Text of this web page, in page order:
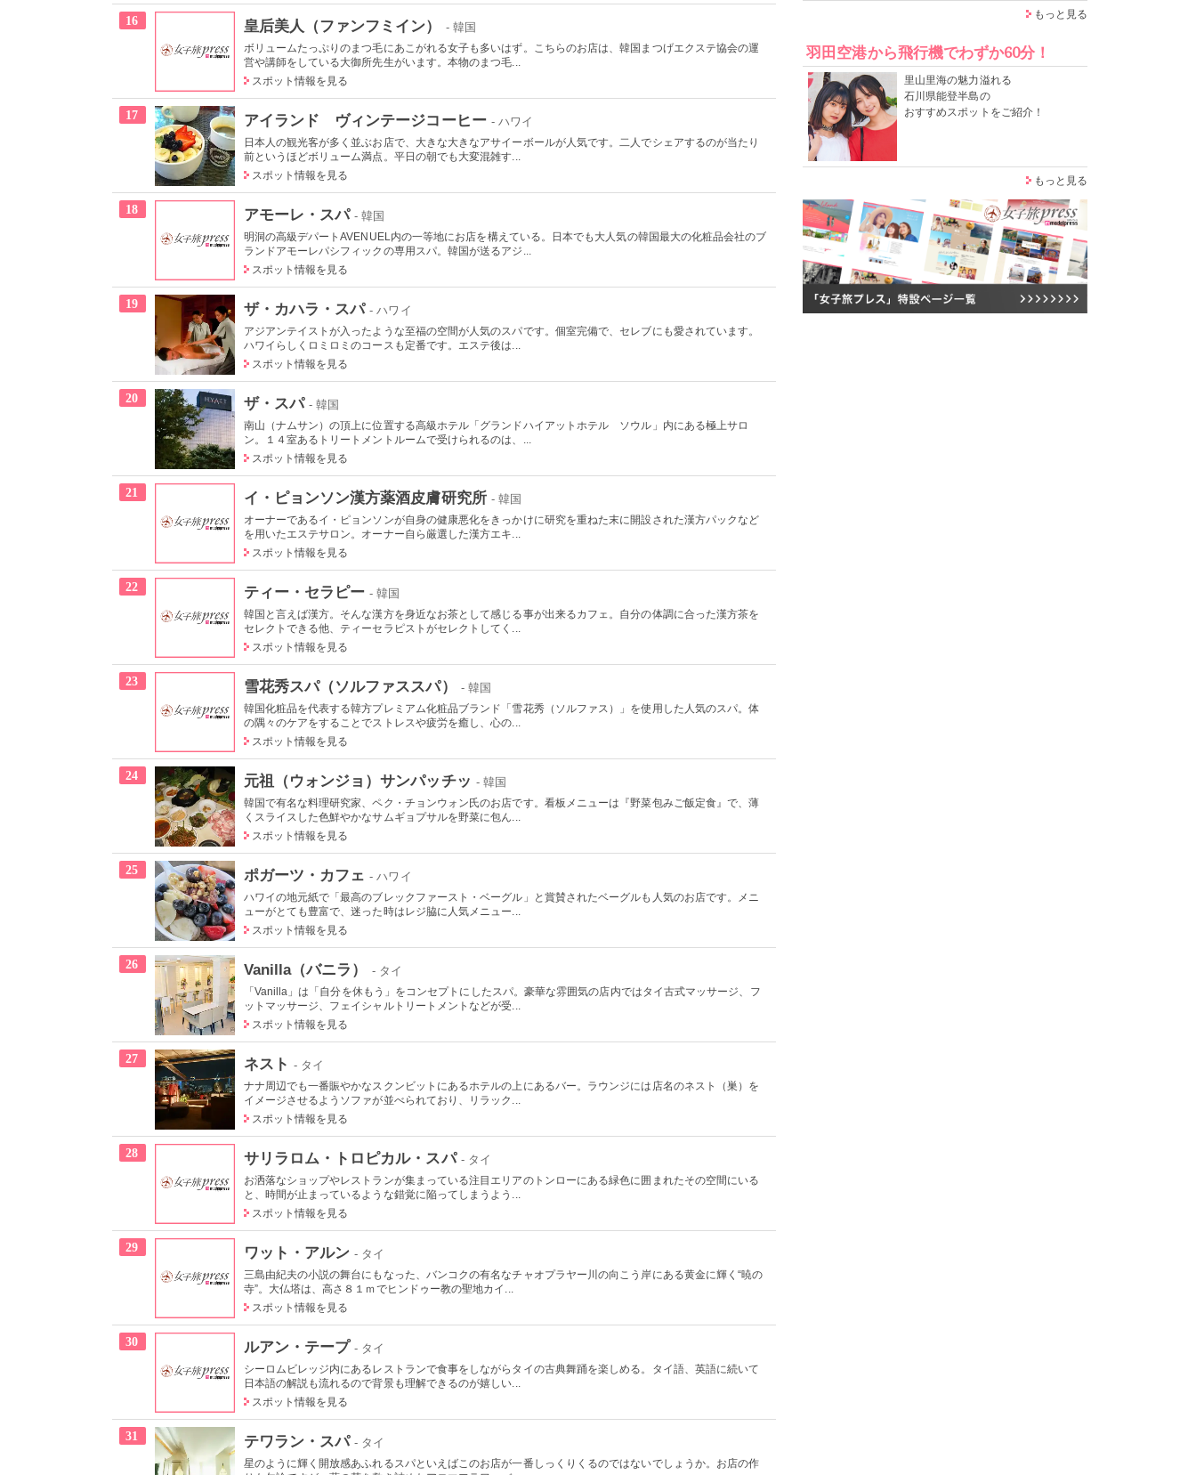
16 皇后美人（ファンフミイン） - 韓国
ボリュームたっぷりのまつ毛にあこがれる女子も多いはず。こちらのお店は、韓国まつげエクステ協会の運
営や講師をしている大御所先生がいます。本物のまつ毛...
スポット情報を見る
17 アイランド ヴィンテージコーヒー - ハワイ
日本人の観光客が多く並ぶお店で、大きな大きなアサイーボールが人気です。二人でシェアするのが当たり
前というほどボリューム満点。平日の朝でも大変混雑す...
スポット情報を見る
18 アモーレ・スパ - 韓国
明洞の高級デパートAVENUEL内の一等地にお店を構えている。日本でも大人気の韓国最大の化粧品会社のブ
ランドアモーレパシフィックの専用スパ。韓国が送るアジ...
スポット情報を見る
19 ザ・カハラ・スパ - ハワイ
アジアンテイストが入ったような至福の空間が人気のスパです。個室完備で、セレブにも愛されています。
ハワイらしくロミロミのコースも定番です。エステ後は...
スポット情報を見る
20 ザ・スパ - 韓国
南山（ナムサン）の頂上に位置する高級ホテル「グランドハイアットホテル ソウル」内にある極上サロ
ン。１４室あるトリートメントルームで受けられるのは、...
スポット情報を見る
21 イ・ピョンソン漢方薬酒皮膚研究所 - 韓国
オーナーであるイ・ピョンソンが自身の健康悪化をきっかけに研究を重ねた末に開設された漢方パックなど
を用いたエステサロン。オーナー自ら厳選した漢方エキ...
スポット情報を見る
22 ティー・セラピー - 韓国
韓国と言えば漢方。そんな漢方を身近なお茶として感じる事が出来るカフェ。自分の体調に合った漢方茶を
セレクトできる他、ティーセラピストがセレクトしてく...
スポット情報を見る
23 雪花秀スパ（ソルファススパ） - 韓国
韓国化粧品を代表する韓方プレミアム化粧品ブランド「雪花秀（ソルファス）」を使用した人気のスパ。体
の隅々のケアをすることでストレスや疲労を癒し、心の...
スポット情報を見る
24 元祖（ウォンジョ）サンパッチッ - 韓国
韓国で有名な料理研究家、ペク・チョンウォン氏のお店です。看板メニューは『野菜包みご飯定食』で、薄
くスライスした色鮮やかなサムギョプサルを野菜に包ん...
スポット情報を見る
25 ポガーツ・カフェ - ハワイ
ハワイの地元紙で「最高のブレックファースト・ベーグル」と賞賛されたベーグルも人気のお店です。メニ
ューがとても豊富で、迷った時はレジ脇に人気メニュー...
スポット情報を見る
26 Vanilla（バニラ） - タイ
「Vanilla」は「自分を休もう」をコンセプトにしたスパ。豪華な雰囲気の店内ではタイ古式マッサージ、フ
ットマッサージ、フェイシャルトリートメントなどが受...
スポット情報を見る
27 ネスト - タイ
ナナ周辺でも一番賑やかなスクンビットにあるホテルの上にあるバー。ラウンジには店名のネスト（巣）を
イメージさせるようソファが並べられており、リラック...
スポット情報を見る
28 サリラロム・トロピカル・スパ - タイ
お洒落なショップやレストランが集まっている注目エリアのトンローにある緑色に囲まれたその空間にいる
と、時間が止まっているような錯覚に陥ってしまうよう...
スポット情報を見る
29 ワット・アルン - タイ
三島由紀夫の小説の舞台にもなった、バンコクの有名なチャオプラヤー川の向こう岸にある黄金に輝く“暁の
寺”。大仏塔は、高さ８１ｍでヒンドゥー教の聖地カイ...
スポット情報を見る
30 ルアン・テープ - タイ
シーロムビレッジ内にあるレストランで食事をしながらタイの古典舞踊を楽しめる。タイ語、英語に続いて
日本語の解説も流れるので背景も理解できるのが嬉しい...
スポット情報を見る
31 テワラン・スパ - タイ
星のように輝く開放感あふれるスパといえばこのお店が一番しっくりくるのではないでしょうか。お店の作
もっと見る
羽田空港から飛行機でわずか60分！
里山里海の魅力溢れる
石川県能登半島の
おすすめスポットをご紹介！
もっと見る